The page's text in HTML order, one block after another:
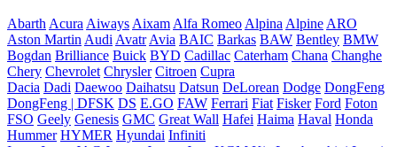
Abarth Acura Aiways Aixam Alfa Romeo Alpina Alpine ARO
Aston Martin Audi Avatr Avia BAIC Barkas BAW Bentley BMW
Bogdan Brilliance Buick BYD Cadillac Caterham Chana Changhe
Chery Chevrolet Chrysler Citroen Cupra
Dacia Dadi Daewoo Daihatsu Datsun DeLorean Dodge DongFeng
DongFeng | DFSK DS E.GO FAW Ferrari Fiat Fisker Ford Foton
FSO Geely Genesis GMC Great Wall Hafei Haima Haval Honda
Hummer HYMER Hyundai Infiniti